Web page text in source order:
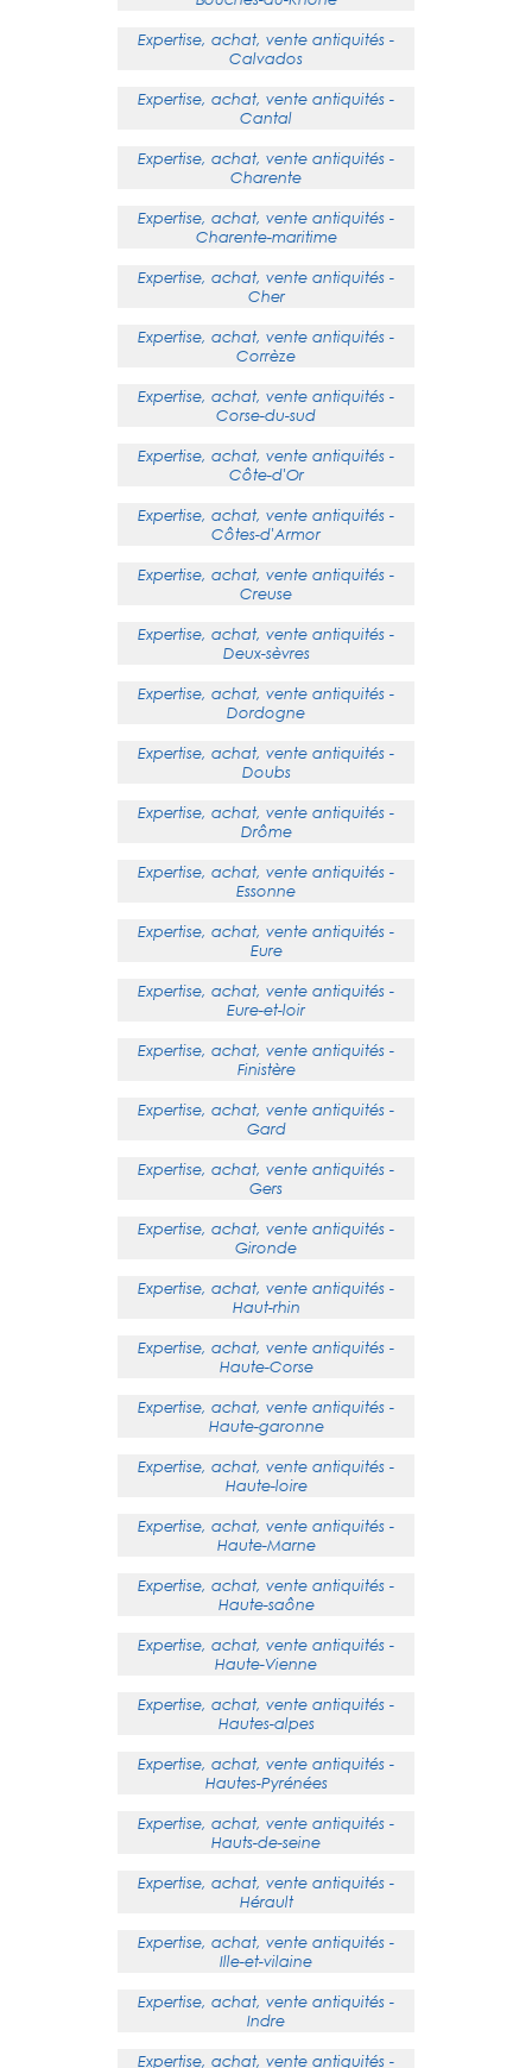
Expertise, achat, vente antiquités -
Calvados
Expertise, achat, vente antiquités -
Cantal
Expertise, achat, vente antiquités -
Charente
Expertise, achat, vente antiquités -
Charente-maritime
Expertise, achat, vente antiquités -
Cher
Expertise, achat, vente antiquités -
Corrèze
Expertise, achat, vente antiquités -
Corse-du-sud
Expertise, achat, vente antiquités -
Côte-d'Or
Expertise, achat, vente antiquités -
Côtes-d'Armor
Expertise, achat, vente antiquités -
Creuse
Expertise, achat, vente antiquités -
Deux-sèvres
Expertise, achat, vente antiquités -
Dordogne
Expertise, achat, vente antiquités -
Doubs
Expertise, achat, vente antiquités -
Drôme
Expertise, achat, vente antiquités -
Essonne
Expertise, achat, vente antiquités -
Eure
Expertise, achat, vente antiquités -
Eure-et-loir
Expertise, achat, vente antiquités -
Finistère
Expertise, achat, vente antiquités -
Gard
Expertise, achat, vente antiquités -
Gers
Expertise, achat, vente antiquités -
Gironde
Expertise, achat, vente antiquités -
Haut-rhin
Expertise, achat, vente antiquités -
Haute-Corse
Expertise, achat, vente antiquités -
Haute-garonne
Expertise, achat, vente antiquités -
Haute-loire
Expertise, achat, vente antiquités -
Haute-Marne
Expertise, achat, vente antiquités -
Haute-saône
Expertise, achat, vente antiquités -
Haute-Vienne
Expertise, achat, vente antiquités -
Hautes-alpes
Expertise, achat, vente antiquités -
Hautes-Pyrénées
Expertise, achat, vente antiquités -
Hauts-de-seine
Expertise, achat, vente antiquités -
Hérault
Expertise, achat, vente antiquités -
Ille-et-vilaine
Expertise, achat, vente antiquités -
Indre
Expertise, achat, vente antiquités -